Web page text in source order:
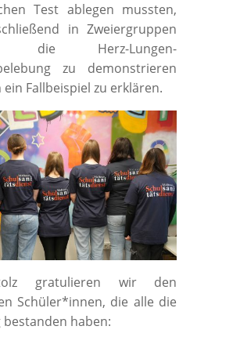
Test ablegen mussten,
in Zweiergruppen
die Herz-Lungen-
zu demonstrieren
ein Fallbeispiel zu erklären.
gratulieren wir den
Schüler*innen, die alle die
bestanden haben: